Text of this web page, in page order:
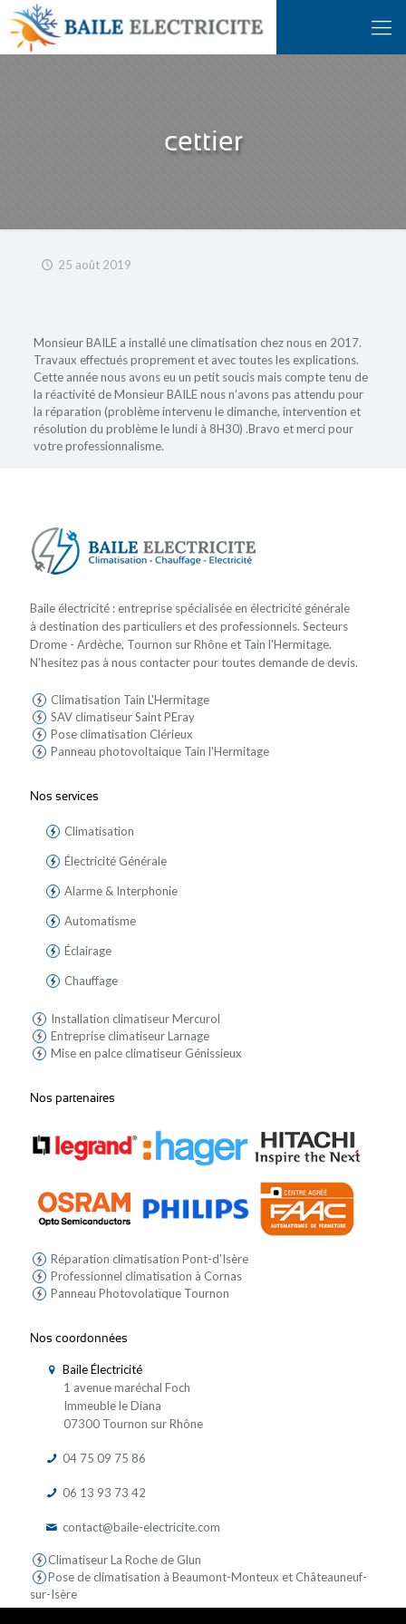
cettier
25 août 2019
Monsieur BAILE a installé une climatisation chez nous en 2017.
Travaux effectués proprement et avec toutes les explications.
Cette année nous avons eu un petit soucis mais compte tenu de
la réactivité de Monsieur BAILE nous n’avons pas attendu pour
la réparation (problème intervenu le dimanche, intervention et
résolution du problème le lundi à 8H30) .Bravo et merci pour
votre professionnalisme.
Baile électricité : entreprise spécialisée en électricité générale
à destination des particuliers et des professionnels. Secteurs
Drome - Ardèche, Tournon sur Rhône et Tain l'Hermitage.
N'hesitez pas à nous contacter pour toutes demande de devis.
Climatisation Tain L'Hermitage
SAV climatiseur Saint PEray
Pose climatisation Clérieux
Panneau photovoltaique Tain l'Hermitage
Nos services
Climatisation
Électricité Générale
Alarme & Interphonie
Automatisme
Éclairage
Chauffage
Installation climatiseur Mercurol
Entreprise climatiseur Larnage
Mise en palce climatiseur Génissieux
Nos partenaires
Réparation climatisation Pont-d'Isère
Professionnel climatisation à Cornas
Panneau Photovolatïque Tournon
Nos coordonnées
Baile Électricité
1 avenue maréchal Foch
Immeuble le Diana
07300 Tournon sur Rhône
04 75 09 75 86
06 13 93 73 42
contact@baile-electricite.com
Climatiseur La Roche de Glun
Pose de climatisation à Beaumont-Monteux et Châteauneuf-
sur-Isère